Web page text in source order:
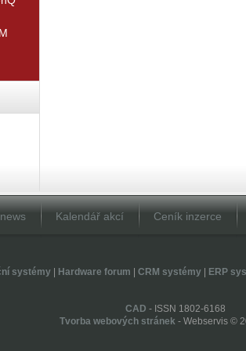
Kalendář akcí Ceník inzerce
systémy| Hardware forum CRM systémy| ERP
CAD - ISSN 1802-6168
Tvorba webových stránek - Webservis ©